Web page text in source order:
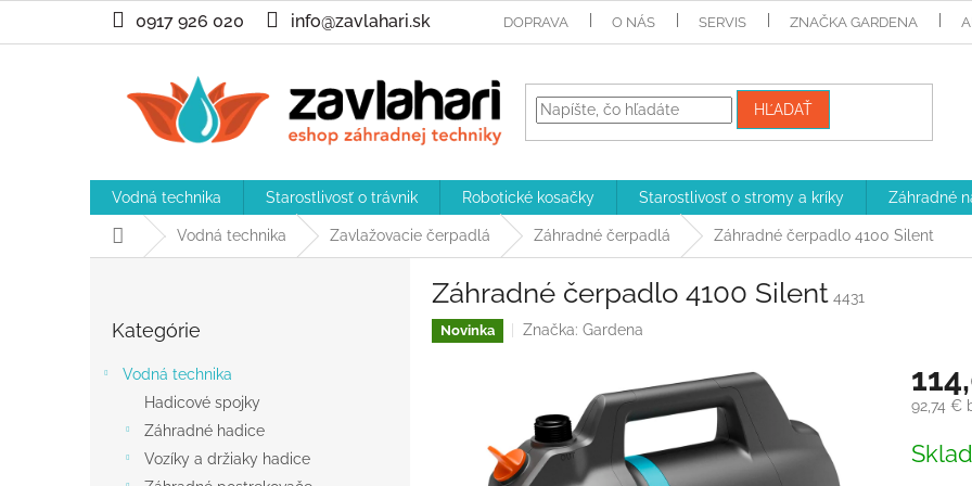
obsah
0917 926 020 info@zavlahari.sk DOPRAVA O NÁS SERVIS ZNAČKA GARDENA
HĽADAŤ
Vodná technika Starostlivosť o trávnik Robotické kosačky Starostlivosť o stromy a kríky Záhradné
DomovVodná technika Zavlažovacie čerpadlá Záhradné čerpadlá Záhradné čerpadlo 4100 Silent
kategórie
Kategórie
Vodná technika
Hadicové spojky
Záhradné hadice
Vozíky a držiaky hadice
Záhradné čerpadlo 4100 Silent 4431
Novinka Značka: Gardena
92,74 €
cena: